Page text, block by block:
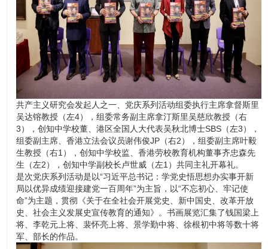
共产主义研究会发起人之一、党庆系列活动组委执行主席拿督斯里
吴达镕教授（左4），组委常务副主席拿汀斯里吴慈欣教授（右
3），创知中学校董、港区全国人大代表吴秋北博士SBS（左3），
组委副主席、香港立法会议员谢伟俊JP（右2），组委副主席叶毅
生教授（右1），创知中学校监、香港劳校教育机构董事齐忠森先
生（左2），创知中学副校长卢世威（左1）共同主礼开幕礼。
是次党庆系列活动是以“习近平总书记：学党史悟思想办实事开新
局以优异成绩迎接建党一百周年”为主旨，以“不忘初心、牢记使
命”为主题，贯彻《关于在全社会开展党史、新中国史、改革开放
史、社会主义发展史宣传教育的通知》。书画展览汇集了钱国梁上
将、李乾元上将、裴怀亮上将、景学勤中将、徐根初中将等数十将
军、部长的作品。